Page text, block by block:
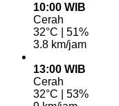
10:00 WIB
Cerah
32°C | 51%
3.8 km/jam
13:00 WIB
Cerah
32°C | 53%